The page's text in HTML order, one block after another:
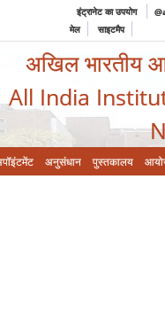
इंट्रानेट का उपयोग
मेल
साइटमैप
अखिल भारतीय
All India
अनुसंधान पुस्तकालय